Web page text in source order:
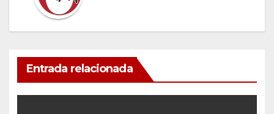
Entrada relacionada